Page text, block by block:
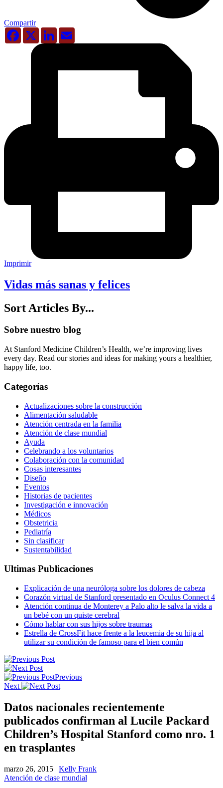
Compartir
Facebook
X LinkedIn
Imprimir
Vidas más sanas y felices
Sort Articles By...
Sobre nuestro blog
At Stanford Medicine Children’s Health, we’re improving lives
every day. Read our stories and ideas for making yours a healthier,
happy life, too.
Categorías
Actualizaciones sobre la construcción
Alimentación saludable
Atención centrada en la familia
Atención de clase mundial
Ayuda
Celebrando a los voluntarios
Colaboración con la comunidad
Cosas interesantes
Diseño
Eventos
Historias de pacientes
Investigación e innovación
Médicos
Obstetricia
Pediatría
Sin clasificar
Sustentabilidad
Ultimas Publicaciones
Explicación de una neuróloga sobre los dolores de cabeza
Corazón virtual de Stanford presentado en Oculus Connect 4
Atención continua de Monterey a Palo alto le salva la vida a
un bebé con un quiste cerebral
Cómo hablar con sus hijos sobre traumas
Estrella de CrossFit hace frente a la leucemia de su hija al
utilizar su condición de famoso para el bien común
Previous
Next
Datos nacionales recientemente
publicados confirman al Lucile Packard
Children’s Hospital Stanford como nro. 1
en trasplantes
marzo 26, 2015 | Kelly Frank
Atención de clase mundial